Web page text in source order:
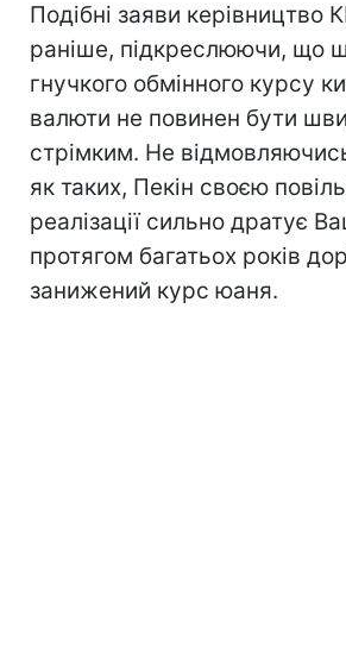
Подібні заяви керівництво
раніше, підкреслюючи, що
гнучкого обмінного курсу
валюти не повинен бути
стрімким. Не
як таких, Пекін своєю
реалізації сильно дратує
протягом багатьох років
занижений курс юаня.